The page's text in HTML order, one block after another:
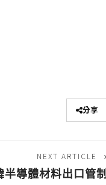
分享
NEXT ARTICLE
半導體材料出口管制